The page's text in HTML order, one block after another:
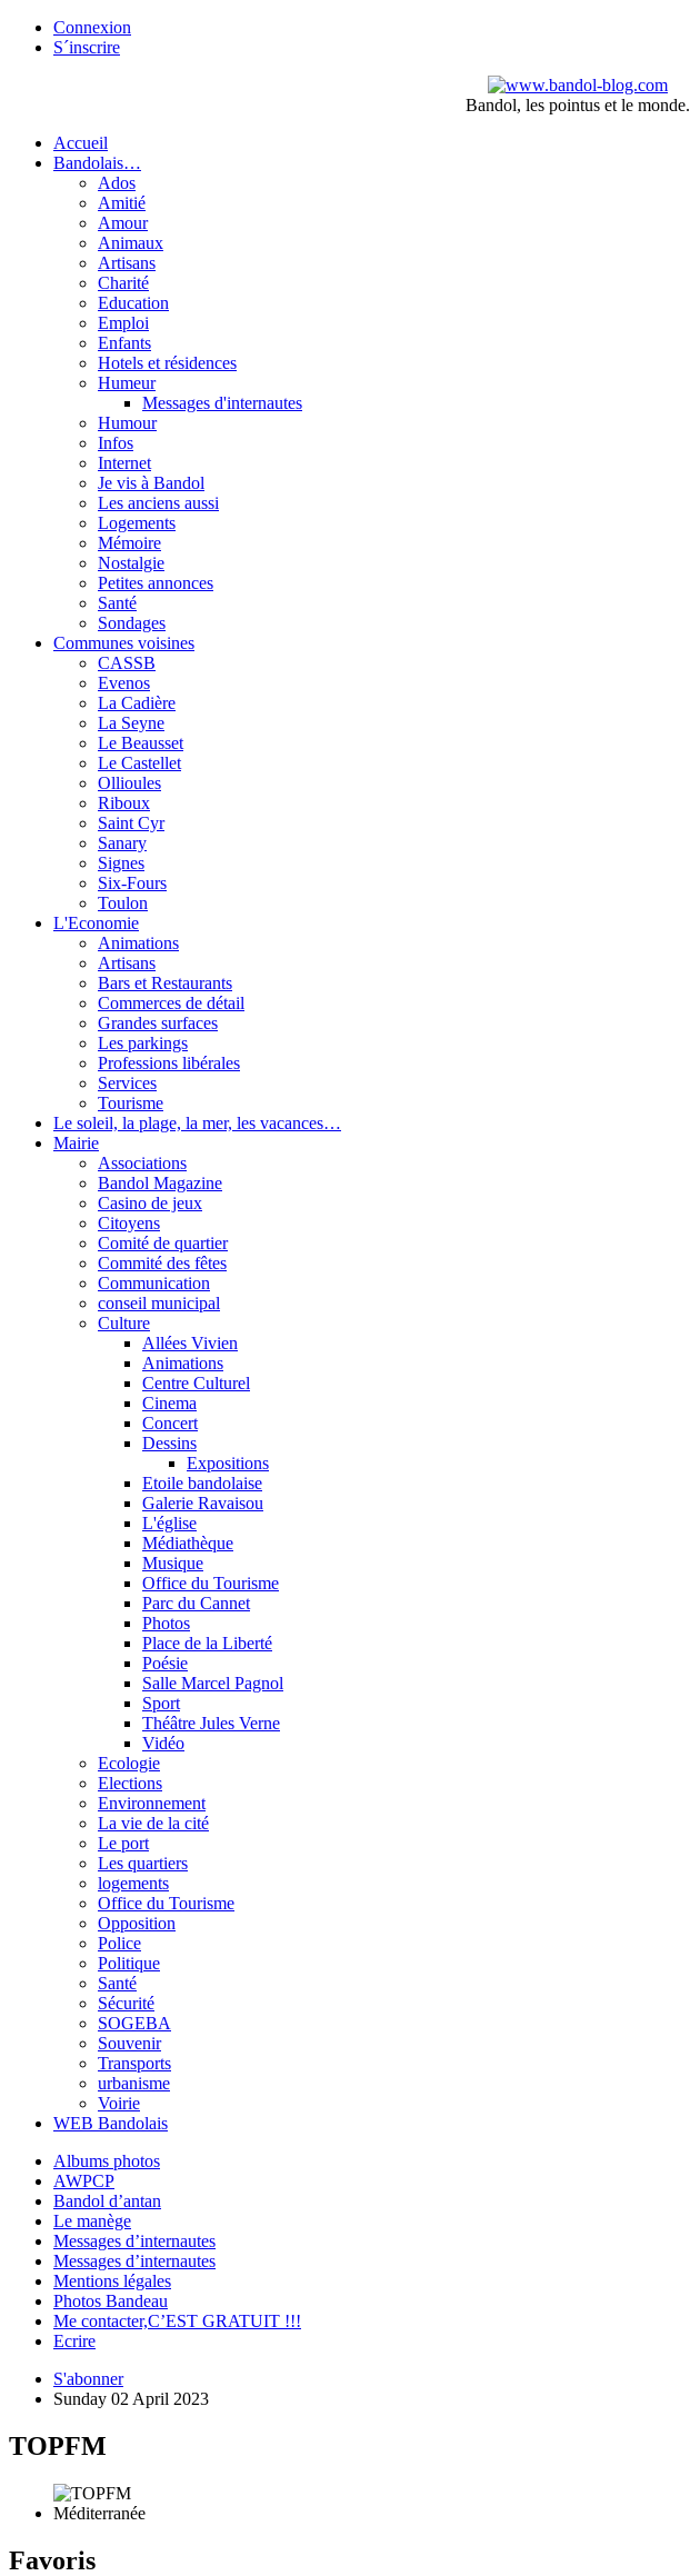
Connexion
S´inscrire
Bandol, les pointus et le monde.
Accueil
Bandolais…
Ados
Amitié
Amour
Animaux
Artisans
Charité
Education
Emploi
Enfants
Hotels et résidences
Humeur
Messages d'internautes
Humour
Infos
Internet
Je vis à Bandol
Les anciens aussi
Logements
Mémoire
Nostalgie
Petites annonces
Santé
Sondages
Communes voisines
CASSB
Evenos
La Cadière
La Seyne
Le Beausset
Le Castellet
Ollioules
Riboux
Saint Cyr
Sanary
Signes
Six-Fours
Toulon
L'Economie
Animations
Artisans
Bars et Restaurants
Commerces de détail
Grandes surfaces
Les parkings
Professions libérales
Services
Tourisme
Le soleil, la plage, la mer, les vacances…
Mairie
Associations
Bandol Magazine
Casino de jeux
Citoyens
Comité de quartier
Commité des fêtes
Communication
conseil municipal
Culture
Allées Vivien
Animations
Centre Culturel
Cinema
Concert
Dessins
Expositions
Etoile bandolaise
Galerie Ravaisou
L'église
Médiathèque
Musique
Office du Tourisme
Parc du Cannet
Photos
Place de la Liberté
Poésie
Salle Marcel Pagnol
Sport
Théâtre Jules Verne
Vidéo
Ecologie
Elections
Environnement
La vie de la cité
Le port
Les quartiers
logements
Office du Tourisme
Opposition
Police
Politique
Santé
Sécurité
SOGEBA
Souvenir
Transports
urbanisme
Voirie
WEB Bandolais
Albums photos
AWPCP
Bandol d’antan
Le manège
Messages d’internautes
Messages d’internautes
Mentions légales
Photos Bandeau
Me contacter,C’EST GRATUIT !!!
Ecrire
S'abonner
Sunday 02 April 2023
TOPFM
Favoris